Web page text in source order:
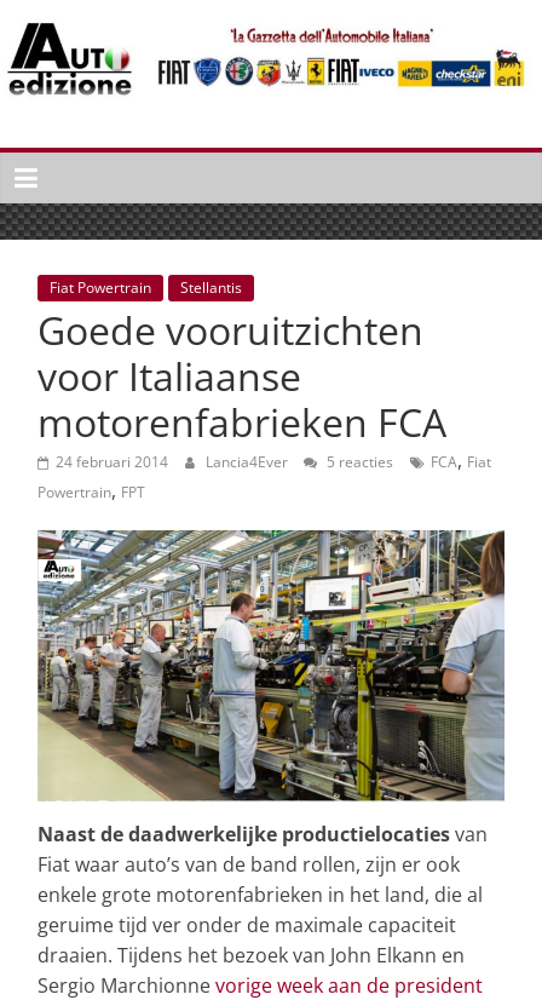
naar
inhoud
Auto
Edizione
La
Gazetta
dell'Automobile
Italiana
autonieuws
lifestyle
Fiat Powertrain Stellantis
Goede vooruitzichten
voor Italiaanse
motorenfabrieken FCA
24 februari 2014 Lancia4Ever 5 reacties FCA, Fiat
Powertrain, FPT
Naast de daadwerkelijke productielocatiesvan
Fiat waar auto’s van de band rollen, zijn er ook
enkele grote motorenfabrieken in het land, die al
geruime tijd ver onder de maximale capaciteit
draaien. Tijdens het bezoek van John Elkann en
Sergio Marchionnevorige week aan de president